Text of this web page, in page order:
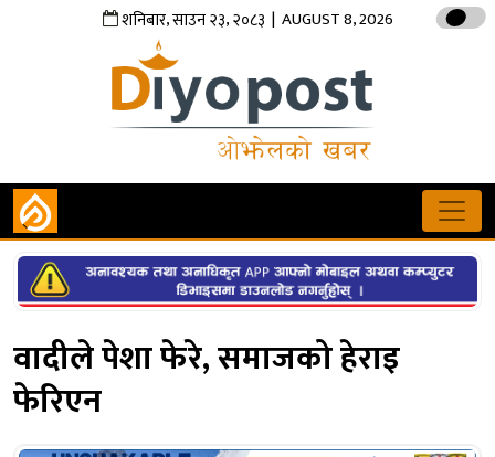
शनिबार,साउन२३,२०८३ | AUGUST 8, 2026
वादीले पेशा फेरे, समाजको हेराइ
फेरिएन